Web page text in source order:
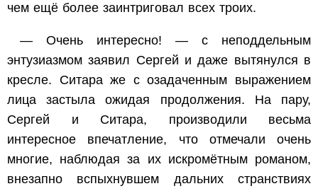
чем ещё более заинтриговал всех троих.
— Очень интересно! — с неподдельным
энтузиазмом заявил Сергей и даже вытянулся в
кресле. Ситара же с озадаченным выражением
лица застыла ожидая продолжения. На пару,
Сергей и Ситара, производили весьма
интересное впечатление, что отмечали очень
многие, наблюдая за их искромётным романом,
внезапно вспыхнувшем дальних странствиях